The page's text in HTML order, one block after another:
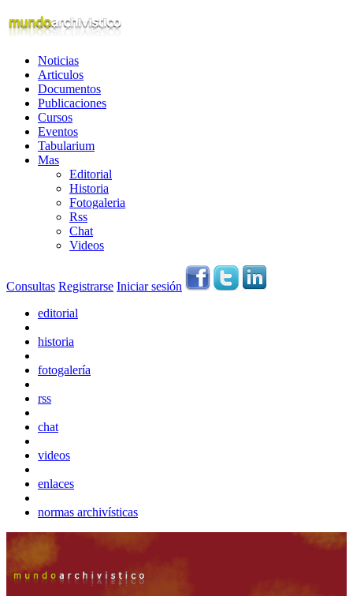
Noticias
Articulos
Documentos
Publicaciones
Cursos
Eventos
Tabularium
Mas
Editorial
Historia
Fotogaleria
Rss
Chat
Videos
Consultas Registrarse Iniciar sesión
editorial
historia
fotogalería
rss
chat
videos
enlaces
normas archivísticas